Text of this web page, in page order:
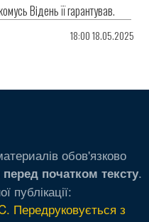
Відень її гарантував.
18:00 18.05.2025
обов'язково
початком тексту.
публікації:
Передруковується з